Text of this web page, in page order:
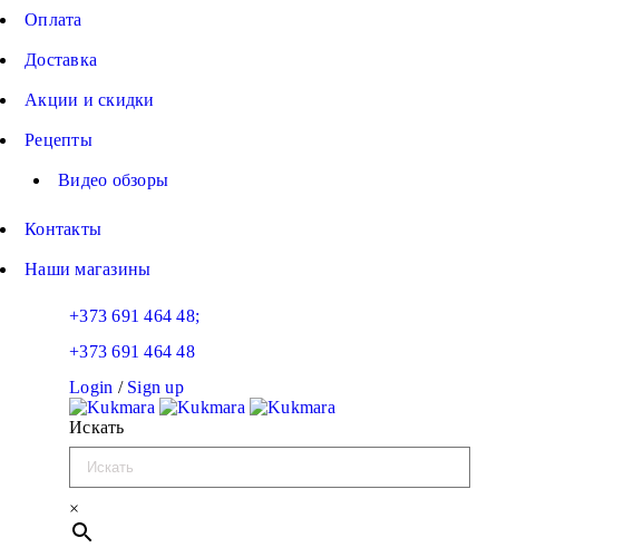
Оплата
Доставка
Акции и скидки
Рецепты
Видео обзоры
Контакты
Наши магазины
+373 691 464 48;
+373 691 464 48
Login / Sign up
Искать
×